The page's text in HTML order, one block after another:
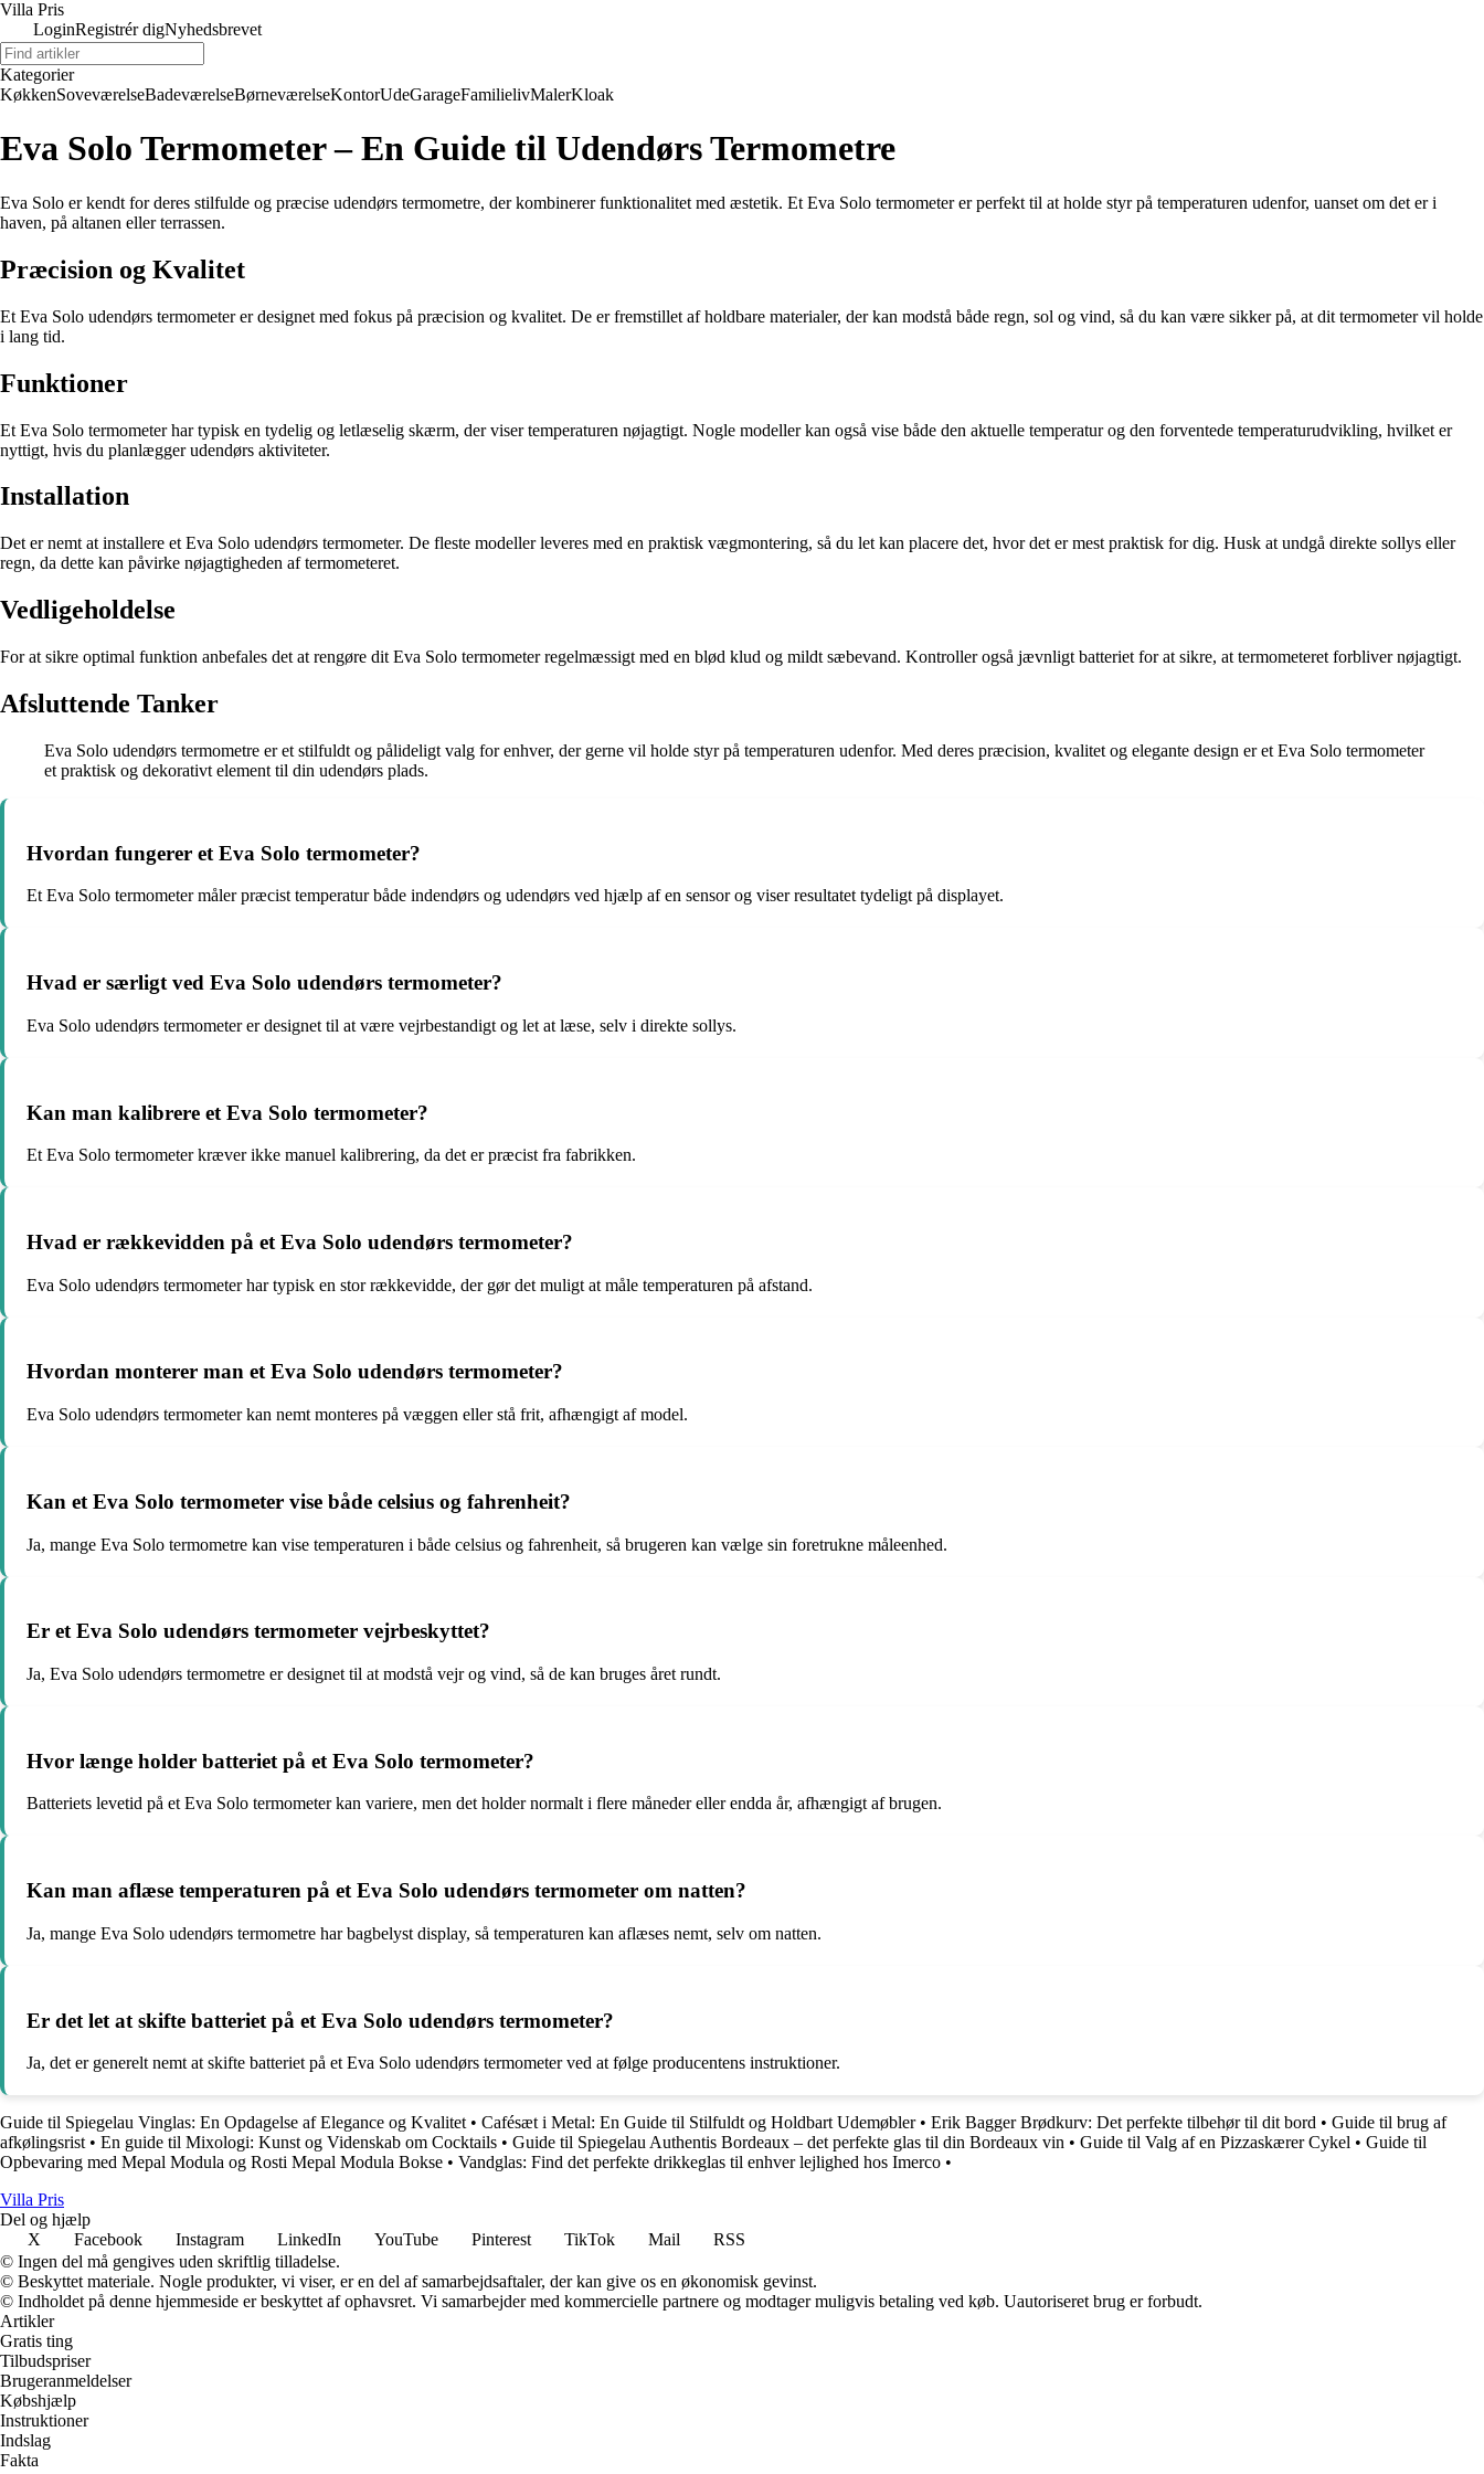
Villa Pris
LoginRegistrér digNyhedsbrevet
Kategorier
KøkkenSoveværelseBadeværelseBørneværelseKontorUdeGarageFamilielivMalerKloak
Eva Solo Termometer – En Guide til Udendørs Termometre
Eva Solo er kendt for deres stilfulde og præcise udendørs termometre, der kombinerer funktionalitet med æstetik. Et Eva Solo termometer er perfekt til at holde styr på temperaturen udenfor, uanset om det er i
haven, på altanen eller terrassen.
Præcision og Kvalitet
Et Eva Solo udendørs termometer er designet med fokus på præcision og kvalitet. De er fremstillet af holdbare materialer, der kan modstå både regn, sol og vind, så du kan være sikker på, at dit termometer vil holde
i lang tid.
Funktioner
Et Eva Solo termometer har typisk en tydelig og letlæselig skærm, der viser temperaturen nøjagtigt. Nogle modeller kan også vise både den aktuelle temperatur og den forventede temperaturudvikling, hvilket er
nyttigt, hvis du planlægger udendørs aktiviteter.
Installation
Det er nemt at installere et Eva Solo udendørs termometer. De fleste modeller leveres med en praktisk vægmontering, så du let kan placere det, hvor det er mest praktisk for dig. Husk at undgå direkte sollys eller
regn, da dette kan påvirke nøjagtigheden af termometeret.
Vedligeholdelse
For at sikre optimal funktion anbefales det at rengøre dit Eva Solo termometer regelmæssigt med en blød klud og mildt sæbevand. Kontroller også jævnligt batteriet for at sikre, at termometeret forbliver nøjagtigt.
Afsluttende Tanker
Eva Solo udendørs termometre er et stilfuldt og pålideligt valg for enhver, der gerne vil holde styr på temperaturen udenfor. Med deres præcision, kvalitet og elegante design er et Eva Solo termometer
et praktisk og dekorativt element til din udendørs plads.
Hvordan fungerer et Eva Solo termometer?
Et Eva Solo termometer måler præcist temperatur både indendørs og udendørs ved hjælp af en sensor og viser resultatet tydeligt på displayet.
Hvad er særligt ved Eva Solo udendørs termometer?
Eva Solo udendørs termometer er designet til at være vejrbestandigt og let at læse, selv i direkte sollys.
Kan man kalibrere et Eva Solo termometer?
Et Eva Solo termometer kræver ikke manuel kalibrering, da det er præcist fra fabrikken.
Hvad er rækkevidden på et Eva Solo udendørs termometer?
Eva Solo udendørs termometer har typisk en stor rækkevidde, der gør det muligt at måle temperaturen på afstand.
Hvordan monterer man et Eva Solo udendørs termometer?
Eva Solo udendørs termometer kan nemt monteres på væggen eller stå frit, afhængigt af model.
Kan et Eva Solo termometer vise både celsius og fahrenheit?
Ja, mange Eva Solo termometre kan vise temperaturen i både celsius og fahrenheit, så brugeren kan vælge sin foretrukne måleenhed.
Er et Eva Solo udendørs termometer vejrbeskyttet?
Ja, Eva Solo udendørs termometre er designet til at modstå vejr og vind, så de kan bruges året rundt.
Hvor længe holder batteriet på et Eva Solo termometer?
Batteriets levetid på et Eva Solo termometer kan variere, men det holder normalt i flere måneder eller endda år, afhængigt af brugen.
Kan man aflæse temperaturen på et Eva Solo udendørs termometer om natten?
Ja, mange Eva Solo udendørs termometre har bagbelyst display, så temperaturen kan aflæses nemt, selv om natten.
Er det let at skifte batteriet på et Eva Solo udendørs termometer?
Ja, det er generelt nemt at skifte batteriet på et Eva Solo udendørs termometer ved at følge producentens instruktioner.
Guide til Spiegelau Vinglas: En Opdagelse af Elegance og Kvalitet • Cafésæt i Metal: En Guide til Stilfuldt og Holdbart Udemøbler• Erik Bagger Brødkurv: Det perfekte tilbehør til dit bord • Guide til brug af
afkølingsrist • En guide til Mixologi: Kunst og Videnskab om Cocktails • Guide til Spiegelau Authentis Bordeaux – det perfekte glas til din Bordeaux vin • Guide til Valg af en Pizzaskærer Cykel • Guide til
Opbevaring med Mepal Modula og Rosti Mepal Modula Bokse • Vandglas: Find det perfekte drikkeglas til enhver lejlighed hos Imerco •
Villa Pris
Del og hjælp
X
Facebook Instagram LinkedIn YouTube Pinterest TikTok Mail
RSS
© Ingen del må gengives uden skriftlig tilladelse.
© Beskyttet materiale. Nogle produkter, vi viser, er en del af samarbejdsaftaler, der kan give os en økonomisk gevinst.
© Indholdet på denne hjemmeside er beskyttet af ophavsret. Vi samarbejder med kommercielle partnere og modtager muligvis betaling ved køb. Uautoriseret brug er forbudt.
Artikler
Gratis ting
Tilbudspriser
Brugeranmeldelser
Købshjælp
Instruktioner
Indslag
Fakta